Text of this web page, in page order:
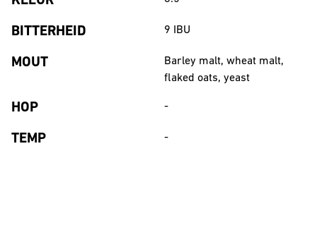
BITTERHEID 9 IBU
MOUT
Barley malt, wheat malt,
flaked oats, yeast
HOP -
TEMP -